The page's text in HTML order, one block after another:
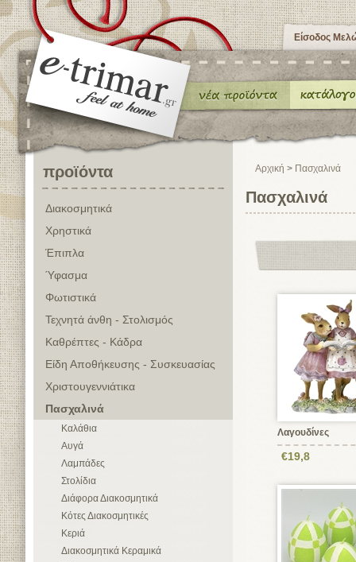
Είσοδος
προϊόντα
Διακοσμητικά
Χρηστικά
Έπιπλα
Ύφασμα
Φωτιστικά
Τεχνητά άνθη - Στολισμός
Καθρέπτες - Κάδρα
Είδη Αποθήκευσης - Συσκευασίας
Χριστουγεννιάτικα
Πασχαλινά
Καλάθια
Αυγά
Λαμπάδες
Στολίδια
Διάφορα Διακοσμητικά
Κότες Διακοσμητικές
Κεριά
Διακοσμητικά Κεραμικά
Αρχική > Πασχαλινά
Πασχαλινά
Λαγουδίνες
€19,8